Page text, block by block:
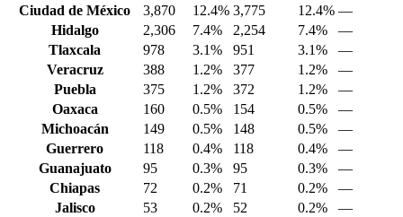
Ciudad de México
3,870 12.4% 3,775 12.4% —
Hidalgo
2,306 7.4% 2,254 7.4%
—
Tlaxcala
978 3.1% 951 3.1%
—
Veracruz
388 1.2% 377 1.2%
—
Puebla
375 1.2% 372 1.2%
—
Oaxaca
160 0.5% 154 0.5%
—
Michoacán
149 0.5% 148 0.5%
—
Guerrero
118 0.4% 118 0.4%
—
Guanajuato
95 0.3% 95 0.3%
—
Chiapas
72 0.2% 71 0.2%
—
Jalisco
53 0.2% 52 0.2%
—